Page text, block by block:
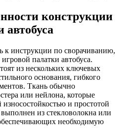
конструкции
автобуса
к инструкции по сворачиванию,
палатки автобуса.
из нескольких ключевых
основания, гибкого
Ткань обычно
или нейлона, которые
и простотой
из стекловолокна или
необходимую